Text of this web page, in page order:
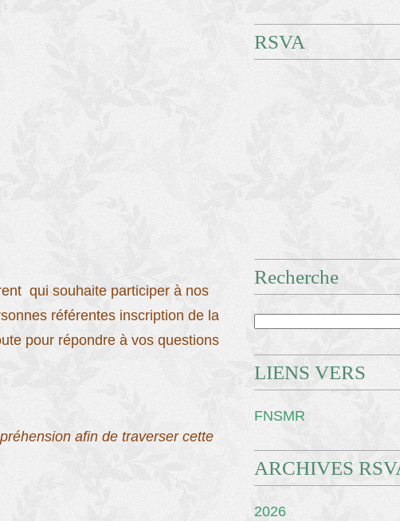
qui souhaite participer à nos
référentes inscription de la
pour répondre à vos questions
afin de traverser cette
RSVA
Recherche
LIENS VERS
FNSMR
ARCHIVES
2026